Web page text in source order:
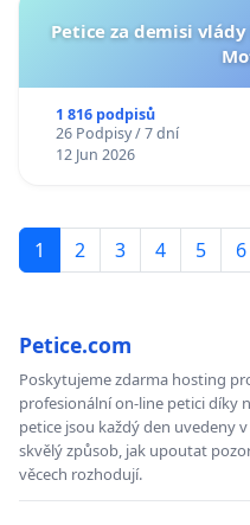
Petice za demisi vlády
1 816 podpisů
26 Podpisy / 7 dní
12 Jun 2026
1 2 3 4 5 6
Petice.com
Poskytujeme zdarma hosting
profesionální on-line petici díky
petice jsou každý den uvedeny
skvělý způsob, jak upoutat
věcech rozhodují.